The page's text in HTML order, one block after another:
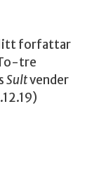
forfattar
tre
Sultvender